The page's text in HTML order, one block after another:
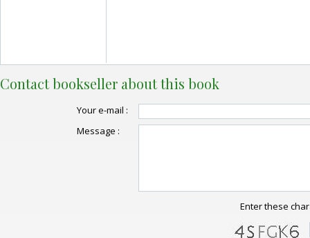
Contact bookseller about this book
Your e-mail :
Message :
Enter these